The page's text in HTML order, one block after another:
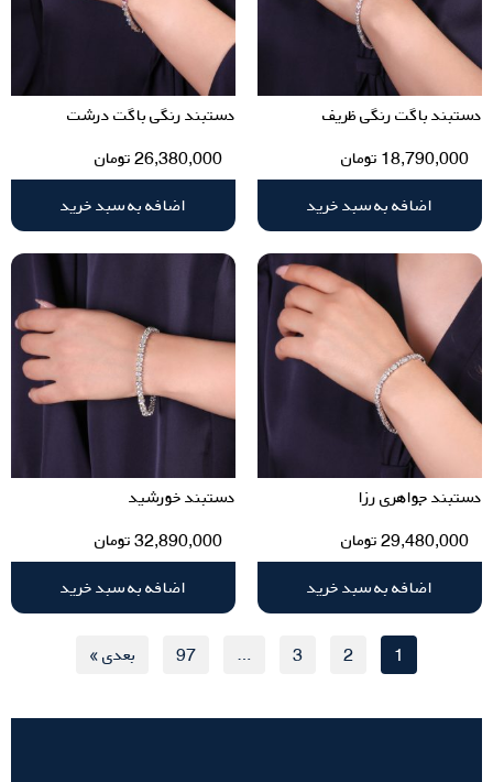
دستبند باگت رنگی ظریف
18,790,000 تومان
اضافه به سبد خرید
دستبند رنگی باگت درشت
26,380,000تومان
اضافه به سبد خرید
دستبند جواهری رزا
29,480,000تومان
اضافه به سبد خرید
دستبند خورشید
32,890,000تومان
اضافه به سبد خرید
1
2
3
…
97 بعدی »